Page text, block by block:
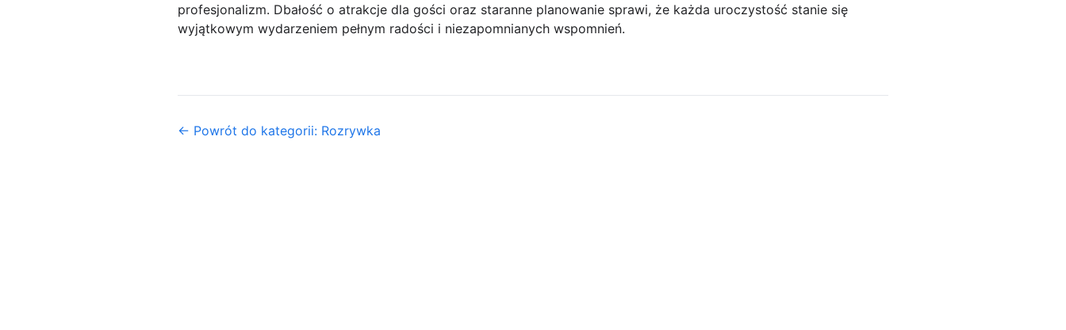
profesjonalizm. Dbałość o atrakcje dla gości oraz staranne planowanie sprawi, że każda uroczystość stanie się
wyjątkowym wydarzeniem pełnym radości i niezapomnianych wspomnień.
← Powrót do kategorii: Rozrywka